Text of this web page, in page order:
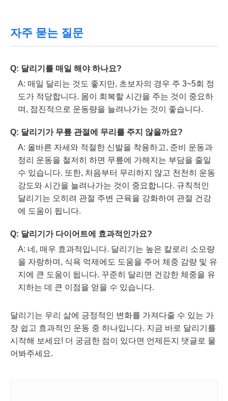
자주 묻는 질문
Q: 달리기를 매일 해야 하나요?
A: 매일 달리는 것도 좋지만, 초보자의 경우 주 3~5회 정
도가 적당합니다. 몸이 회복할 시간을 주는 것이 중요하
며, 점진적으로 운동량을 늘려나가는 것이 좋습니다.
Q: 달리기가 무릎 관절에 무리를 주지 않을까요?
A: 올바른 자세와 적절한 신발을 착용하고, 준비 운동과
정리 운동을 철저히 하면 무릎에 가해지는 부담을 줄일
수 있습니다. 또한, 처음부터 무리하지 않고 천천히 운동
강도와 시간을 늘려나가는 것이 중요합니다. 규칙적인
달리기는 오히려 관절 주변 근육을 강화하여 관절 건강
에 도움이 됩니다.
Q: 달리기가 다이어트에 효과적인가요?
A: 네, 매우 효과적입니다. 달리기는 높은 칼로리 소모량
을 자랑하며, 식욕 억제에도 도움을 주어 체중 감량 및 유
지에 큰 도움이 됩니다. 꾸준히 달리면 건강한 체중을 유
지하는 데 큰 이점을 얻을 수 있습니다.
달리기는 우리 삶에 긍정적인 변화를 가져다줄 수 있는 가
장 쉽고 효과적인 운동 중 하나입니다. 지금 바로 달리기를
시작해 보세요! 더 궁금한 점이 있다면 언제든지 댓글로 물
어봐주세요.